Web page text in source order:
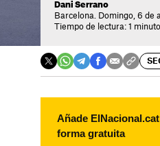
Dani Serrano
Barcelona. Domingo, 6 de
Tiempo de lectura: 1 minuto
Añade
forma gratuita